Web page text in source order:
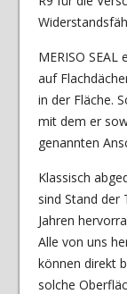
MERISO
auf
in der Fläche.
mit dem er
genannten
Klassisch
sind Stand der
Jahren
Alle von uns
können direkt
solche